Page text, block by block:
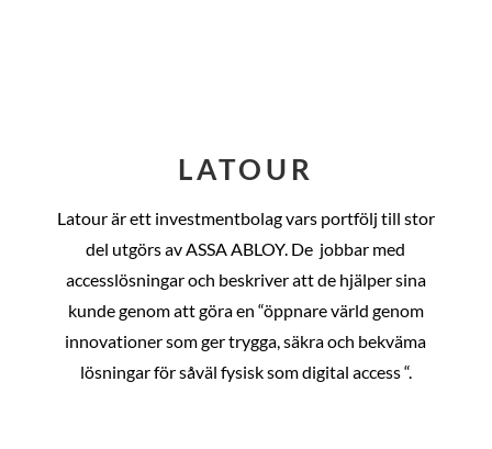
LATOUR
Latour är ett investmentbolag vars portfölj till stor
del utgörs av ASSA ABLOY. De jobbar med
accesslösningar och beskriver att de hjälper sina
kunde genom att göra en “öppnare värld genom
innovationer som ger trygga, säkra och bekväma
lösningar för såväl fysisk som digital access “.